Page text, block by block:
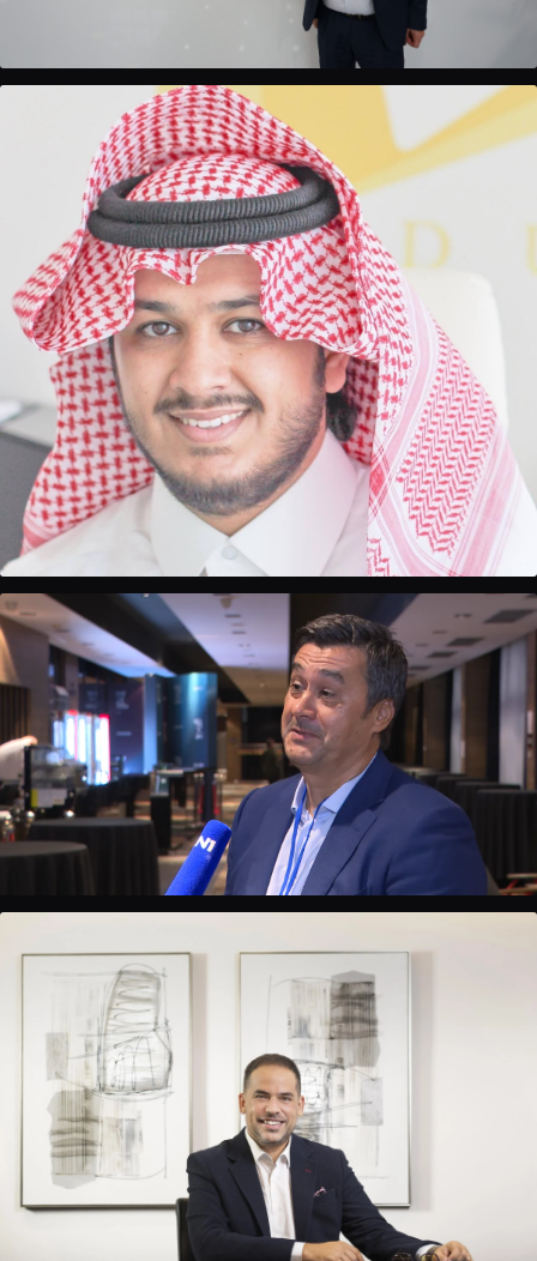
Petar Ćorluka
Osnivač i direktor, Violeta
Ibrahim Albakri
Osnivač i CEO, Sports Investment Forum
Fudbalski analitičar i TV komentator